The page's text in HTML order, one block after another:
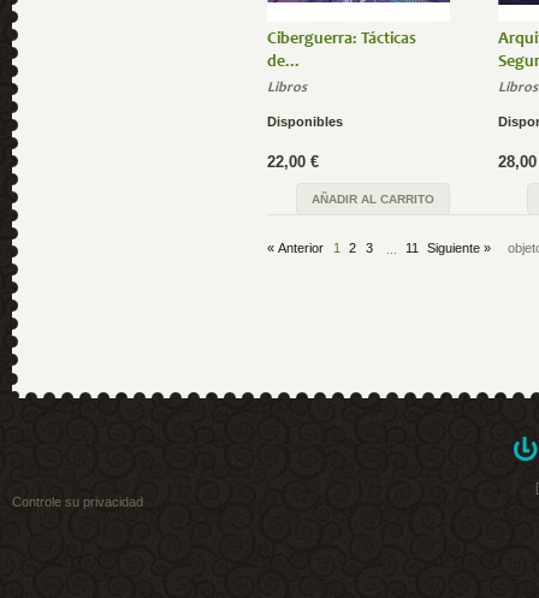
Ciberguerra: Tácticas
de...
Libros
Disponibles
22,00 €
AÑADIR AL CARRITO
Libros
« Anterior 1 2 3 11 Siguiente »
Controle su privacidad